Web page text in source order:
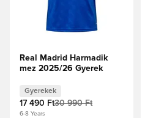
Real Madrid Harmadik
mez 2025/26 Gyerek
Gyerekek
17 490 Ft30 990 Ft
6-8 Years